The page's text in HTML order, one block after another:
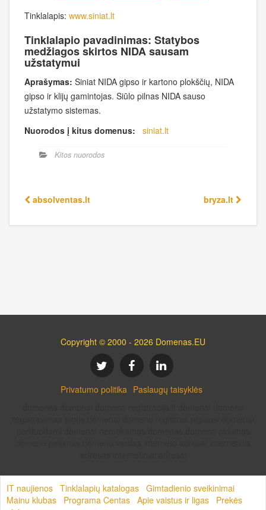
Tinklalapis: www.siniat.lt
Tinklalapio pavadinimas: Statybos
medžiagos skirtos NIDA sausam
užstatymui
Aprašymas: Siniat NIDA gipso ir kartono plokščių, NIDA
gipso ir klijų gamintojas. Siūlo pilnas NIDA sauso
užstatymo sistemas.
Nuorodos į kitus domenus:
siniat.lt
Kitos nuorodos
absolventas.lt bryza.lt
Copyright © 2000 - 2026 Domenas.EU
Privatumo politika Paslaugų taisyklės
IT naujienos Tinklalapių katalogas Gimtadienio sveikinimai
Mainu klubas
Programa Centas Apie vaistus ir ligas
Prekės